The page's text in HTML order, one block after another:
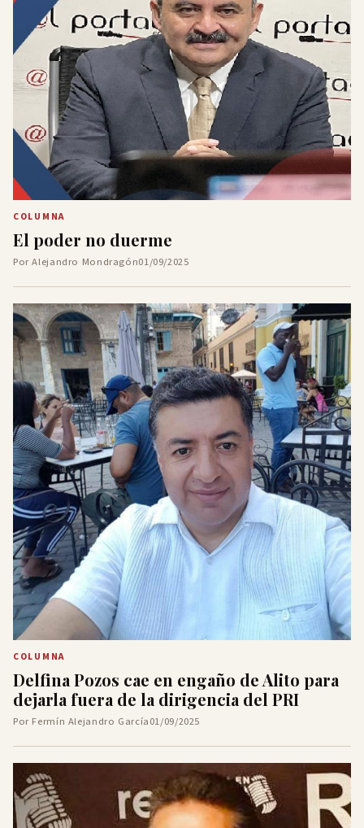
COLUMNA
El poder no duerme
Por Alejandro Mondragón01/09/2025
COLUMNA
Delfina Pozos cae en engaño de Alito para
dejarla fuera de la dirigencia del PRI
Por Fermín Alejandro García01/09/2025